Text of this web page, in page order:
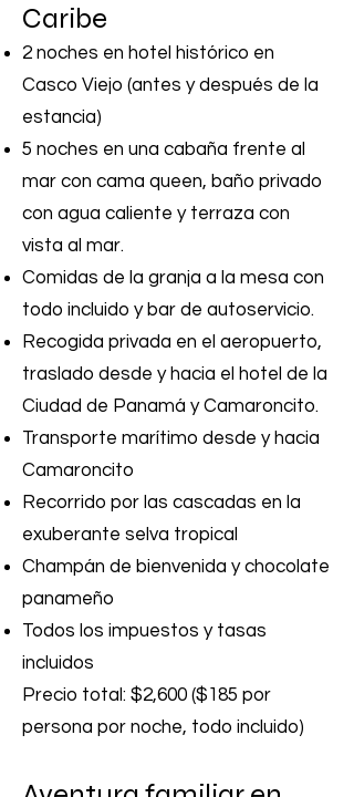
Caribe
2 noches en hotel histórico en
Casco Viejo (antes y después de la
estancia)
5 noches en una cabaña frente al
mar con cama queen, baño privado
con agua caliente y terraza con
vista al mar.
Comidas de la granja a la mesa con
todo incluido y bar de autoservicio.
Recogida privada en el aeropuerto,
traslado desde y hacia el hotel de la
Ciudad de Panamá y Camaroncito.
Transporte marítimo desde y hacia
Camaroncito
Recorrido por las cascadas en la
exuberante selva tropical
Champán de bienvenida y chocolate
panameño
Todos los impuestos y tasas
incluidos
Precio total: $2,600 ($185 por
persona por noche, todo incluido)